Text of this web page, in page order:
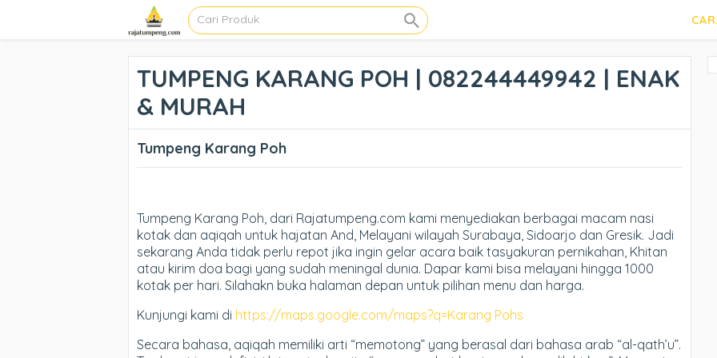
TUMPENG KARANG POH | 082244449942 | ENAK
& MURAH
Tumpeng Karang Poh
Tumpeng Karang Poh, dari Rajatumpeng.com kami menyediakan berbagai macam nasi
kotak dan aqiqah untuk hajatan And, Melayani wilayah Surabaya, Sidoarjo dan Gresik. Jadi
sekarang Anda tidak perlu repot jika ingin gelar acara baik tasyakuran pernikahan, Khitan
atau kirim doa bagi yang sudah meningal dunia. Dapar kami bisa melayani hingga 1000
kotak per hari. Silahakn buka halaman depan untuk pilihan menu dan harga.
Kunjungi kami di https://maps.google.com/maps?q=Karang Pohs
Secara bahasa, aqiqah memiliki arti “memotong” yang berasal dari bahasa arab “al-qath’u”.